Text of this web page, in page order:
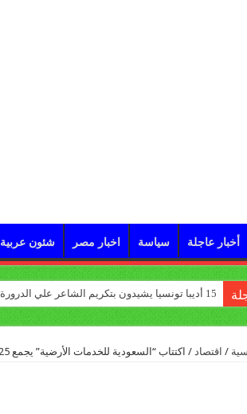
أخبار عاجلة سياسة اخبار مصر شئون عربية
15 أديبا تونسيا يشيدون بتكريم الشاعر علي الدرورة
/ اقتصاد / اكتتاب “السعودية للخدمات الأرضية” يجمع 25 مليار ريال